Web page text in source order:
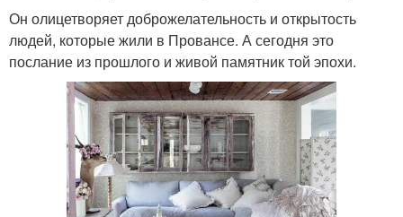
Он олицетворяет доброжелательность и открытость
людей, которые жили в Провансе. А сегодня это
послание из прошлого и живой памятник той эпохи.